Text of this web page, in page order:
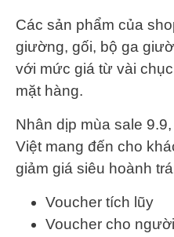
Các sản phẩm của
giường, gối, bộ ga
với mức giá từ vài
mặt hàng.
Nhân dịp mùa sale
Việt mang đến cho
giảm giá siêu hoành
Voucher tích lũy
Voucher cho